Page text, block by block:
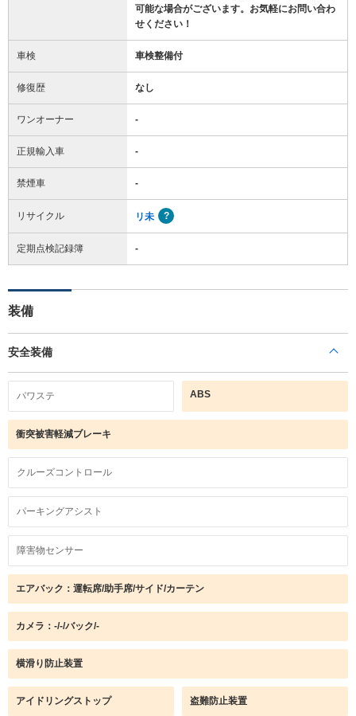
可能な場合がございます。お気軽にお問い合わ
せください！
車検 車検整備付
修復歴 なし
ワンオーナー -
正規輸入車 -
禁煙車 -
リサイクル リ未
定期点検記録簿 -
装備
安全装備
パワステ ABS
衝突被害軽減ブレーキ
クルーズコントロール
パーキングアシスト
障害物センサー
エアバック：運転席/助手席/サイド/カーテン
カメラ：-/-/バック/-
横滑り防止装置
アイドリングストップ 盗難防止装置